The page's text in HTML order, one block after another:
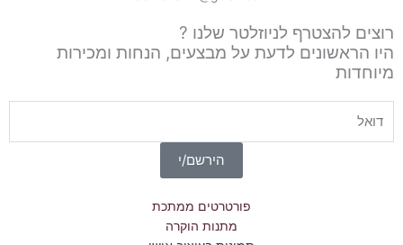
רוצים להצטרף לניוזלטר שלנו ?
היו הראשונים לדעת על מבצעים, הנחות ומכירות
מיוחדות
הירשם/י
פורטרטים ממתכת
מתנות הוקרה